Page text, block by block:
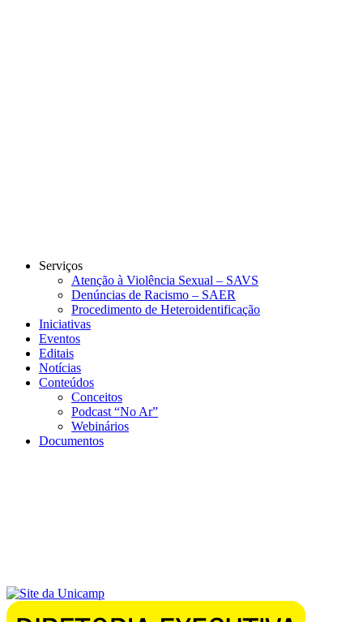
Serviços
Atenção à Violência Sexual – SAVS
Denúncias de Racismo – SAER
Procedimento de Heteroidentificação
Iniciativas
Eventos
Editais
Notícias
Conteúdos
Conceitos
Podcast “No Ar”
Webinários
Documentos